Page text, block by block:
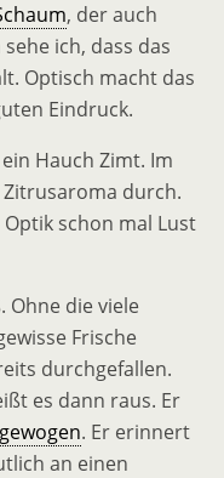
, der auch
ich, dass das
Optisch macht das
Eindruck.
Hauch Zimt. Im
durch.
schon mal Lust
Ohne die viele
Frische
durchgefallen.
es dann raus. Er
. Er erinnert
an einen